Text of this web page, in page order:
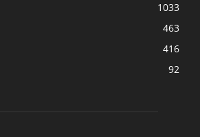
1033
463
416
92